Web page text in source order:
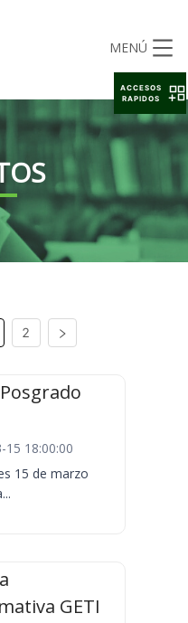
MENÚ
2
15 18:00:00
15 de marzo
GETI
ACCESOS
RAPIDOS